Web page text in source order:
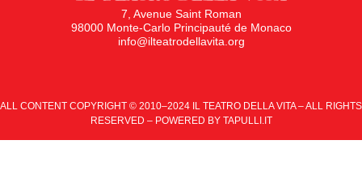
7, Avenue Saint Roman
98000 Monte-Carlo Principauté de Monaco
info@ilteatrodellavita.org
ALL CONTENT COPYRIGHT © 2010–2024 IL TEATRO DELLA VITA – ALL RIGHTS
RESERVED – POWERED BY TAPULLI.IT